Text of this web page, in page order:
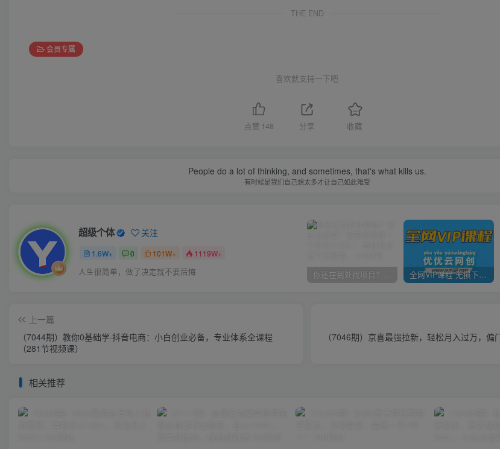
THE END
会员专属
喜欢就支持一下吧
点赞 148 分享 收藏
People do a lot of thinking, and sometimes, that's what kills us.
有时候是我们自己想太多才让自己如此难受
超级个体 关注
1.6W+ 0 101W+ 1119W+
人生很简单，做了决定就不要后悔 你还在到处找项目？还在当韭菜？我靠卖项目一个月收入5万+，曾经我也是个失败者。 全网VIP课程 无损下载~
上一篇
（7044期）教你0基础学·抖音电商：小白创业必备，专业体系全课程
（281节视频课）
（7046期）京喜最强拉新，轻松月入过万，
相关推荐